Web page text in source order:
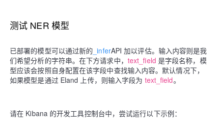
测试 NER 模型
已部署的模型可以通过新的 _inferAPI 加以评估。输入内容则是我
们希望分析的字符串。在下方请求中， text_field 是字段名称，模
型应该会按照自身配置在该字段中查找输入内容。默认情况下，
如果模型是通过 Eland 上传，则输入字段为 text_field。
请在 Kibana 的开发工具控制台中，尝试运行以下示例：